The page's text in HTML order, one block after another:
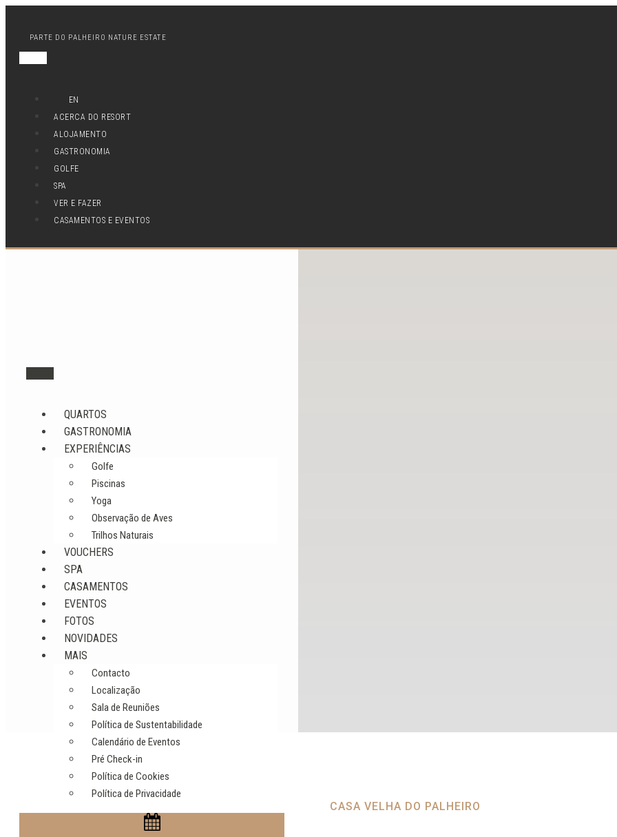
PARTE DO PALHEIRO NATURE ESTATE
EN
ACERCA DO RESORT
ALOJAMENTO
GASTRONOMIA
GOLFE
SPA
VER E FAZER
CASAMENTOS E EVENTOS
QUARTOS
GASTRONOMIA
EXPERIÊNCIAS
Golfe
Piscinas
Yoga
Observação de Aves
Trilhos Naturais
VOUCHERS
SPA
CASAMENTOS
EVENTOS
FOTOS
NOVIDADES
MAIS
Contacto
Localização
Sala de Reuniões
Política de Sustentabilidade
Calendário de Eventos
Pré Check-in
Política de Cookies
Política de Privacidade
CASA VELHA DO PALHEIRO